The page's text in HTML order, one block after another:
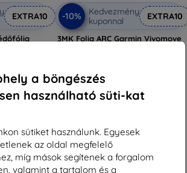
a böngészés
használható süti-kat
sütiket használunk. Egyesek
az oldal megfelelő
míg mások segítenek a forgalom
valamint a tartalom és a
EXTRA10 -10%
Kedvezmény
kuponnal
EXTRA10
3MK Folia ARC Garmin Vivomove
3 230 Ft
Raktáron > 5 darab